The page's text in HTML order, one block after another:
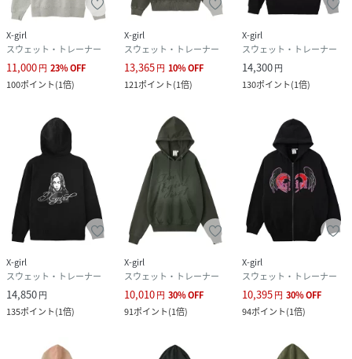
■着用サイズ
モデル 170cm / 着用サイズ M
※商品の色味は商品単体の画像をご確認ください。
※撮影のライティングやご覧のモニターにより、実際の商品
さい。
【X-girl（エックスガール）】
【取り扱い注意事項】
・素材の特性上、他の衣類との摩擦や汗・雨に濡れた場合、
色にじみ・移染の恐れが有ります。濡れた場合は素早く拭き
取り乾かしてください。着用時は同系色のものをご着用くだ
さい。
・洗濯後は脱水してすぐに干してください。濡れたまま放置
あるいは重ねておきますと、色移りする恐れがあります。
・アテンションタグ・洗濯表示を必ずご確認の上、ご使用く
・画像の商品は光の照射や角度により、実物と色味が異なる
X-girl
スウェット・トレーナー
11,000円 23%OFF
100ポイント(1倍)
X-girl
スウェット・トレーナー
13,365円 10%OFF
121ポイント(1倍)
X-girl
スウェット・トレーナー
14,300円
130ポイント(1倍)
X-girl
スウェット・トレーナー
14,850円
135ポイント(1倍)
X-girl
スウェット・トレーナー
10,010円 30%OFF
91ポイント(1倍)
X-girl
スウェット・トレーナー
10,395円 30%OFF
94ポイント(1倍)